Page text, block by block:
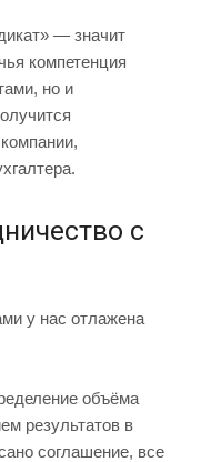
— значит
компетенция
но и
с
у нас отлажена
объёма
результатов в
соглашение, все